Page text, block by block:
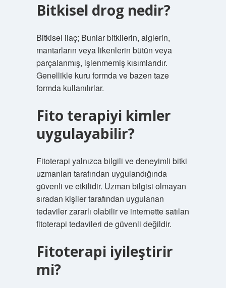
Bitkisel drog nedir?
Bitkisel ilaç; Bunlar bitkilerin, alglerin,
mantarların veya likenlerin bütün veya
parçalanmış, işlenmemiş kısımlarıdır.
Genellikle kuru formda ve bazen taze
formda kullanılırlar.
Fito terapiyi kimler
uygulayabilir?
Fitoterapi yalnızca bilgili ve deneyimli bitki
uzmanları tarafından uygulandığında
güvenli ve etkilidir. Uzman bilgisi olmayan
sıradan kişiler tarafından uygulanan
tedaviler zararlı olabilir ve internette satılan
fitoterapi tedavileri de güvenli değildir.
Fitoterapi iyileştirir
mi?